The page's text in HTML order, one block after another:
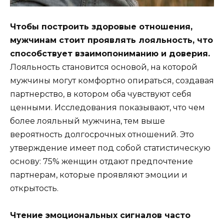
Чтобы построить здоровые отношения,
мужчинам стоит проявлять лояльность, что
способствует взаимопониманию и доверия.
Лояльность становится основой, на которой
мужчины могут комфортно опираться, создавая
партнерство, в котором оба чувствуют себя
ценными. Исследования показывают, что чем
более лояльный мужчина, тем выше
вероятность долгосрочных отношений. Это
утверждение имеет под собой статистическую
основу: 75% женщин отдают предпочтение
партнерам, которые проявляют эмоции и
открытость.
Чтение эмоциональных сигналов часто